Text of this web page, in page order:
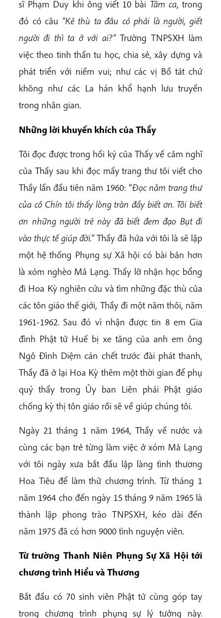
sĩ Phạm Duy khi ông viết 10 bài Tâm ca, trong
đó có câu “Kẻ thù ta đâu có phải là người, giết
người đi thì ta ở với ai?”Trường TNPSXH làm
việc theo tinh thần tu học, chia sẻ, xây dựng và
phát triển với niềm vui; như các vị Bồ tát chứ
không như các La hán khổ hạnh lưu truyền
trong nhân gian.
Những lời khuyến khích của Thầy
Tôi đọc được trong hồi ký của Thầy về cảm nghĩ
của Thầy sau khi đọc mấy trang thư tôi viết cho
Thầy lần đầu tiên năm 1960: “Đọc năm trang thư
của cô Chín tôi thấy lòng tràn đầy biết ơn. Tôi biết
ơn những người trẻ này đã biết đem đạo Bụt đi
vào thực tế giúp đời.”Thầy đã hứa với tôi là sẽ lập
một hệ thống Phụng sự Xã hội có bài bản hơn
là xóm nghèo Mả Lạng. Thầy lỡ nhận học bổng
đi Hoa Kỳ nghiên cứu và tìm những đặc thù của
các tôn giáo thế giới, Thầy đi một năm thôi, năm
1961-1962. Sau đó vì nhận được tin 8 em Gia
đình Phật tử Huế bị xe tăng của anh em ông
Ngô Đình Diệm cán chết trước đài phát thanh,
Thầy đã ở lại Hoa Kỳ thêm một thời gian để phụ
quý thầy trong Ủy ban Liên phái Phật giáo
chống kỳ thị tôn giáo rồi sẽ về giúp chúng tôi.
Ngày 21 tháng 1 năm 1964, Thầy về nước và
cùng các bạn trẻ từng làm việc ở xóm Mả Lạng
với tôi ngày xưa bắt đầu lập làng tình thương
Hoa Tiêu để làm thử chương trình. Từ tháng 1
năm 1964 cho đến ngày 15 tháng 9 năm 1965 là
thành lập phong trào TNPSXH, kéo dài đến
năm 1975 đã có hơn 9000 tình nguyện viên.
Từ trường Thanh Niên Phụng Sự Xã Hội tới
chương trình Hiểu và Thương
Bắt đầu có 70 sinh viên Phật tử cùng góp tay
trong chương trình phụng sự lý tưởng này.